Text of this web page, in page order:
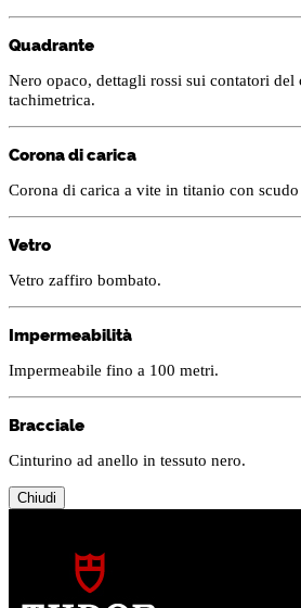
Quadrante
Nero opaco, dettagli rossi sui contatori del
tachimetrica.
Corona di carica
Corona di carica a vite in titanio con
Vetro
Vetro zaffiro bombato.
Impermeabilità
Impermeabile fino a 100 metri.
Bracciale
Cinturino ad anello in tessuto nero.
Chiudi